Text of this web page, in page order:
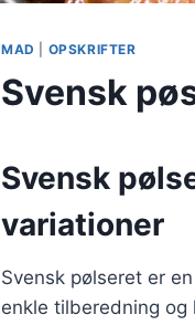
MAD OPSKRIFTER
Svensk
Svensk
variationer
Svensk pølseret er
enkle tilberedning